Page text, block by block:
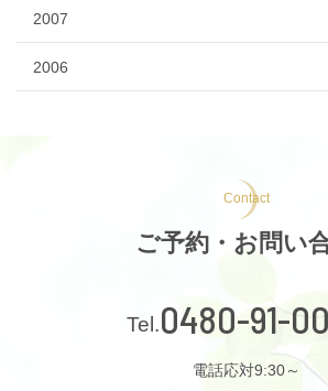
2007
2006
Contact
ご予約・お問い
0480-91-
電話応対9:30～